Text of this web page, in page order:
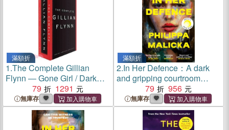
滿額折
1.The Complete Gillian
Flynn ― Gone Girl / Dark
Places / Sharp Objects
79 1291
無庫存
滿額折
2.In Her Defence：A dark
and gripping courtroom
drama for readers of Gillian
Flynn and Sarah Vaughan
79 956
無庫存